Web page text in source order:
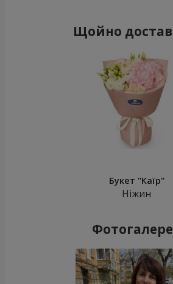
Щойно
Букет "Каїр"
Ніжин